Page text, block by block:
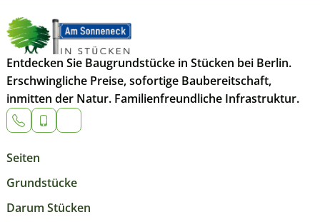
Entdecken Sie Baugrundstücke in Stücken bei Berlin.
Erschwingliche Preise, sofortige Baubereitschaft,
inmitten der Natur. Familienfreundliche Infrastruktur.
Seiten
Grundstücke
Darum Stücken